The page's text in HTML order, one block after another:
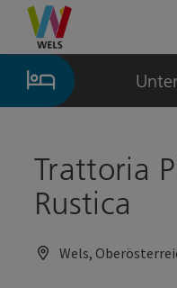
Zum Inhalt
Zur Navigation
Zum Seitenanfang
Trattoria
Rustica
Wels,